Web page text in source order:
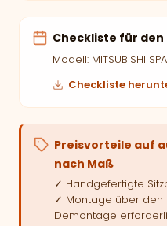
Checkliste für
Modell: MITSUBISHI
Checkliste
Preisvorteile auf
nach Maß
✓ Handgefertigte
✓ Montage über den
Demontage